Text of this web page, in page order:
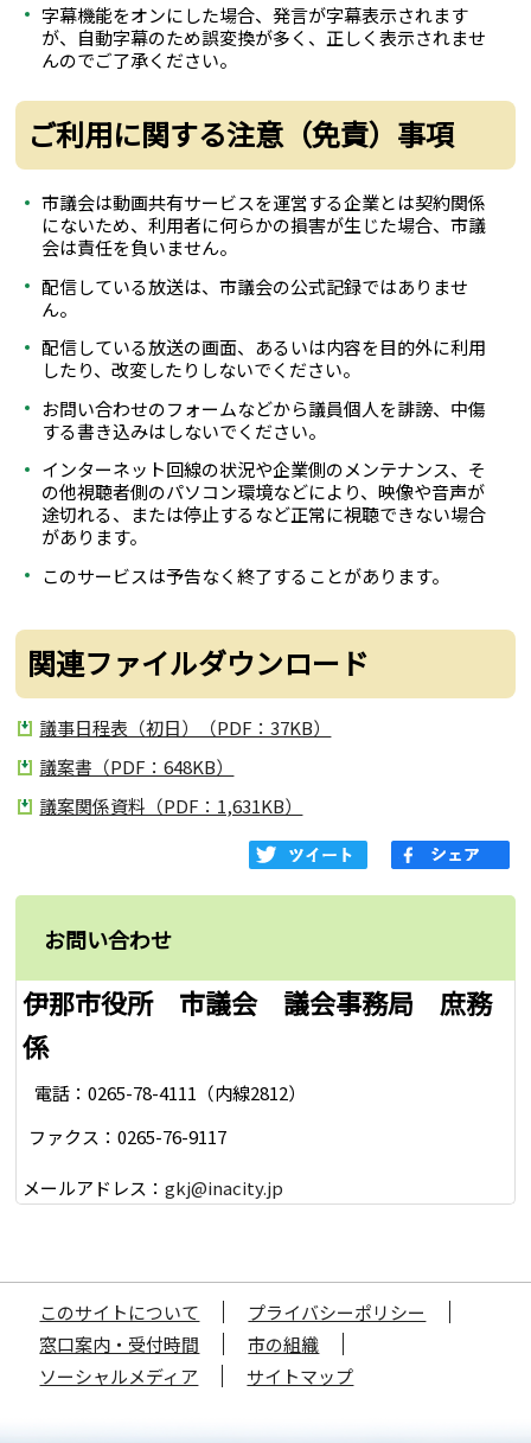
字幕機能をオンにした場合、発言が字幕表示されます
が、自動字幕のため誤変換が多く、正しく表示されませ
んのでご了承ください。
ご利用に関する注意（免責）事項
市議会は動画共有サービスを運営する企業とは契約関係
にないため、利用者に何らかの損害が生じた場合、市議
会は責任を負いません。
配信している放送は、市議会の公式記録ではありませ
ん。
配信している放送の画面、あるいは内容を目的外に利用
したり、改変したりしないでください。
お問い合わせのフォームなどから議員個人を誹謗、中傷
する書き込みはしないでください。
インターネット回線の状況や企業側のメンテナンス、そ
の他視聴者側のパソコン環境などにより、映像や音声が
途切れる、または停止するなど正常に視聴できない場合
があります。
このサービスは予告なく終了することがあります。
関連ファイルダウンロード
議事日程表（初日）（PDF：37KB）
議案書（PDF：648KB）
議案関係資料（PDF：1,631KB）
お問い合わせ
伊那市役所 市議会 議会事務局 庶務
係
電話：0265-78-4111（内線2812）
ファクス：0265-76-9117
メールアドレス：gkj@inacity.jp
このサイトについて
プライバシーポリシー
窓口案内・受付時間
市の組織
ソーシャルメディア
サイトマップ